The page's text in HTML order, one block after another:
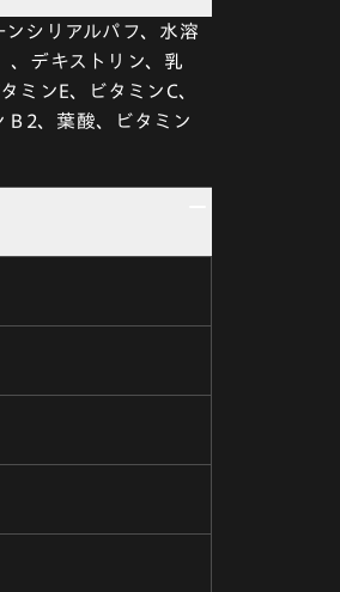
シリアルパフ、水溶
、デキストリン、乳
ミンE、ビタミンC、
2、葉酸、ビタミン